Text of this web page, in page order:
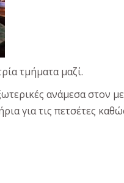
τμήματα μαζί.
ανάμεσα στον
για τις πετσέτες